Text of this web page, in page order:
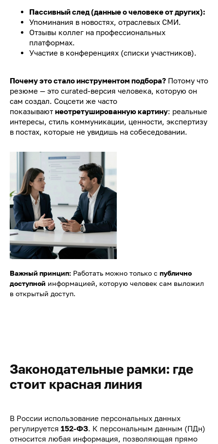
Пассивный след (данные о человеке от других):
Упоминания в новостях, отраслевых СМИ.
Отзывы коллег на профессиональных
платформах.
Участие в конференциях (списки участников).
Почему это стало инструментом подбора? Потому что
резюме — это curated-версия человека, которую он
сам создал. Соцсети же часто
показывают неотретушированную картину: реальные
интересы, стиль коммуникации, ценности, экспертизу
в постах, которые не увидишь на собеседовании.
Важный принцип: Работать можно только с публично
доступной информацией, которую человек сам выложил
в открытый доступ.
Законодательные рамки: где
стоит красная линия
В России использование персональных данных
регулируется 152-ФЗ. К персональным данным (ПДн)
относится любая информация, позволяющая прямо